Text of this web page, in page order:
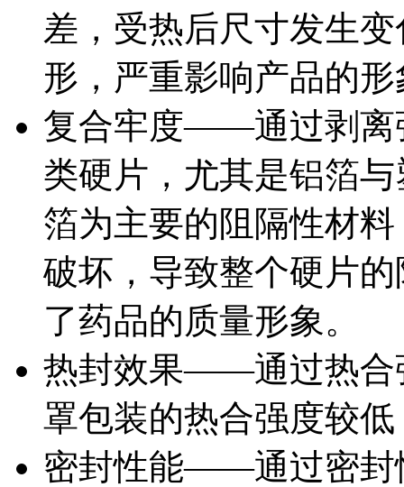
差，受热后尺寸发生
形，严重影响产品的形
复合牢度——通过剥离
类硬片，尤其是铝箔
箔为主要的阻隔性材
破坏，导致整个硬片
了药品的质量形象。
热封效果——通过热合
罩包装的热合强度较
密封性能——通过密封